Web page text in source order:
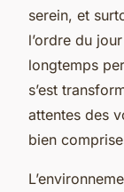
serein, et
l’ordre du
longtemps
s’est
attentes des
bien